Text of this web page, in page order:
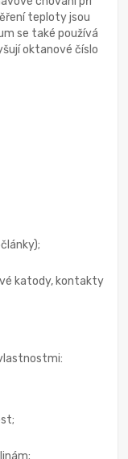
teploty jsou
se také používá
oktanové číslo
katody, kontakty